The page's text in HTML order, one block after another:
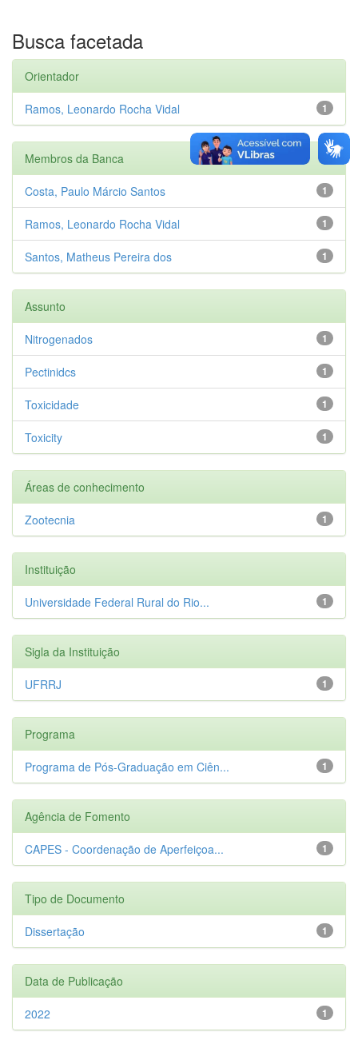
Busca facetada
Orientador
1
Ramos, Leonardo Rocha Vidal
Membros da Banca
1
Costa, Paulo Márcio Santos
1
Ramos, Leonardo Rocha Vidal
1
Santos, Matheus Pereira dos
Assunto
1
Nitrogenados
1
Pectinidcs
1
Toxicidade
1
Toxicity
Áreas de conhecimento
1
Zootecnia
Instituição
1
Universidade Federal Rural do Rio...
Sigla da Instituição
1
UFRRJ
Programa
1
Programa de Pós-Graduação em Ciên...
Agência de Fomento
1
CAPES - Coordenação de Aperfeiçoa...
Tipo de Documento
1
Dissertação
Data de Publicação
1
2022